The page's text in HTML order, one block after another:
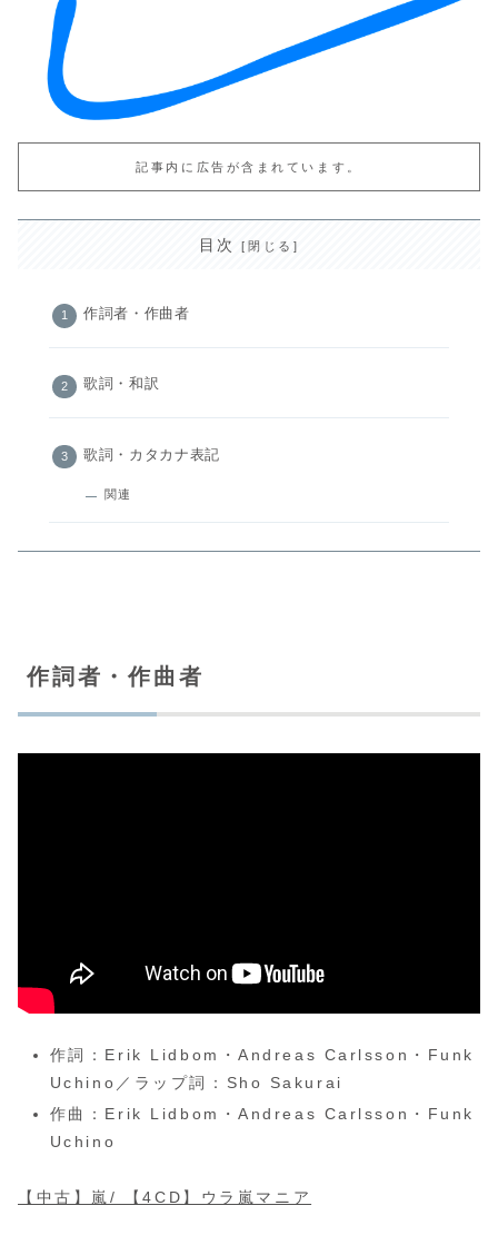
記事内に広告が含まれています。
目次
作詞者・作曲者
歌詞・和訳
歌詞・カタカナ表記
関連
作詞者・作曲者
作詞：Erik Lidbom・Andreas Carlsson・Funk
Uchino／ラップ詞：Sho Sakurai
作曲：Erik Lidbom・Andreas Carlsson・Funk
Uchino
【中古】嵐/ 【4CD】ウラ嵐マニア